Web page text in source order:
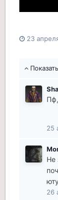
23
25
Не
26